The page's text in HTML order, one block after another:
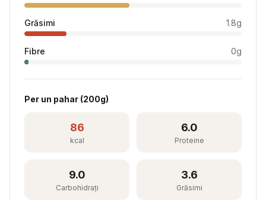
Grăsimi 1.8g
Fibre 0g
Per un pahar (200g)
86
kcal
6.0
Proteine
9.0
Carbohidrați
3.6
Grăsimi